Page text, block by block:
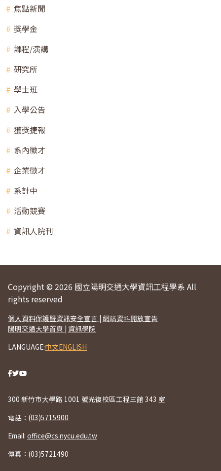
焦點新聞
獎學金
課程/演講
研究所
學士班
入學公告
獲獎捷報
系內徵才
企業徵才
系計中
活動競賽
資訊人院刊
Copyright © 2026 國立陽明交通大學資訊工程學系 All
rights reserved
個人資料保護暨資訊安全宣言 | 網站資料開放宣告
陽明交通大學首頁 | 資訊學院
LANGUAGE:中文ENGLISH
300 新竹市大學路 1001 號光復校區工程三館 343 室
電話： (03)5715900
Email: office@cs.nycu.edu.tw
傳真：(03)5721490